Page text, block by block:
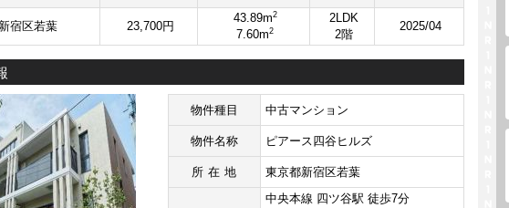
宿区若葉 23,700円
43.89m2
7.60m2
2LDK
2階
2025/04
物件種目 中古マンション
物件名称 ピアース四谷ヒルズ
所在地 東京都新宿区若葉
中央本線 四ツ谷駅 徒歩7分